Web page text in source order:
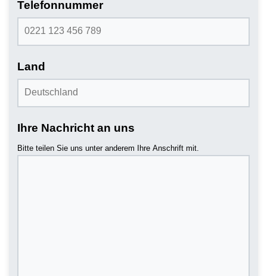
Telefonnummer
Land
Ihre Nachricht an uns
Bitte teilen Sie uns unter anderem Ihre Anschrift mit.